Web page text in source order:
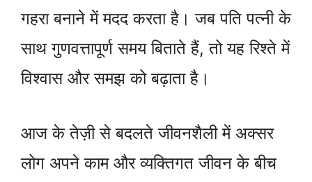
गहरा बनाने में मदद करता है। जब पति पत्नी के
साथ गुणवत्तापूर्ण समय बिताते हैं, तो यह रिश्ते में
विश्वास और समझ को बढ़ाता है।
आज के तेज़ी से बदलते जीवनशैली में अक्सर
लोग अपने काम और व्यक्तिगत जीवन के बीच